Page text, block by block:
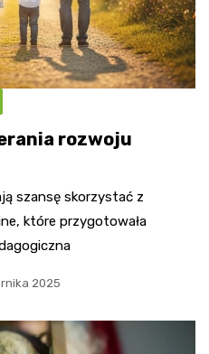
rozwoju
szansę skorzystać z
które przygotowała
2025